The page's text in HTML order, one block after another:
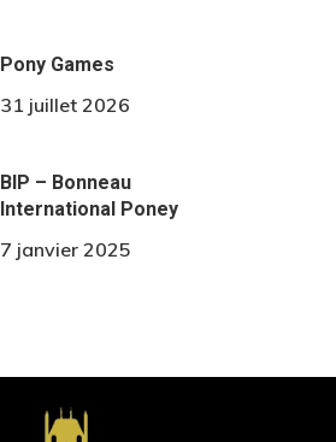
Pony Games
31 juillet 2026
BIP – Bonneau
International Poney
7 janvier 2025